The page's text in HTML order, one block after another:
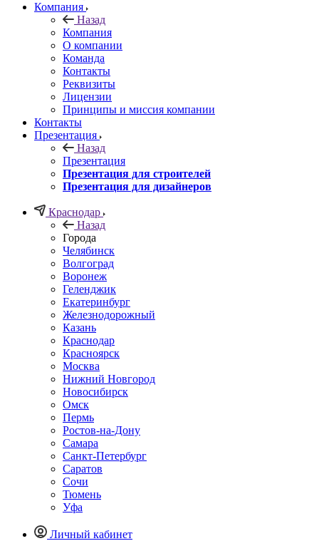
Компания
Назад
Компания
О компании
Команда
Контакты
Реквизиты
Лицензии
Принципы и миссия компании
Контакты
Презентация
Назад
Презентация
Презентация для строителей
Презентация для дизайнеров
Краснодар
Назад
Города
Челябинск
Волгоград
Воронеж
Геленджик
Екатеринбург
Железнодорожный
Казань
Краснодар
Красноярск
Москва
Нижний Новгород
Новосибирск
Омск
Пермь
Ростов-на-Дону
Самара
Санкт-Петербург
Саратов
Сочи
Тюмень
Уфа
Личный кабинет